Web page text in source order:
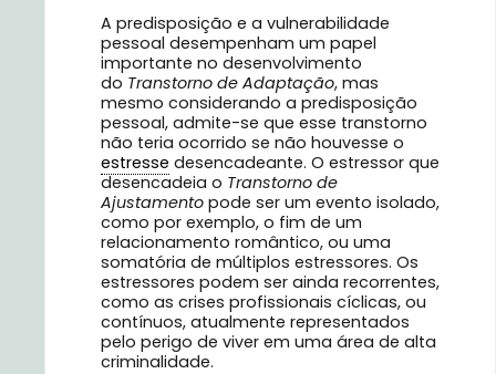
A predisposição e a vulnerabilidade
pessoal desempenham um papel
importante no desenvolvimento
do Transtorno de Adaptação, mas
mesmo considerando a predisposição
pessoal, admite-se que esse transtorno
não teria ocorrido se não houvesse o
estresse desencadeante. O estressor que
desencadeia o Transtorno de
Ajustamento pode ser um evento isolado,
como por exemplo, o fim de um
relacionamento romântico, ou uma
somatória de múltiplos estressores. Os
estressores podem ser ainda recorrentes,
como as crises profissionais cíclicas, ou
contínuos, atualmente representados
pelo perigo de viver em uma área de alta
criminalidade.